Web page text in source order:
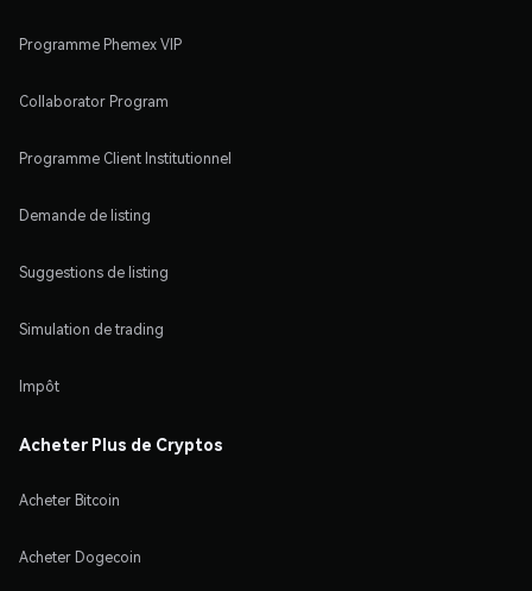
Programme Phemex VIP
Collaborator Program
Programme Client Institutionnel
Demande de listing
Suggestions de listing
Simulation de trading
Impôt
Acheter Plus de Cryptos
Acheter Bitcoin
Acheter Dogecoin